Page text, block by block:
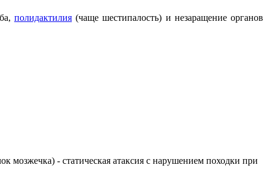
полидактилия(чаще шестипалость) и незаращение органов
мозжечка) - статическая атаксия с нарушением походки при